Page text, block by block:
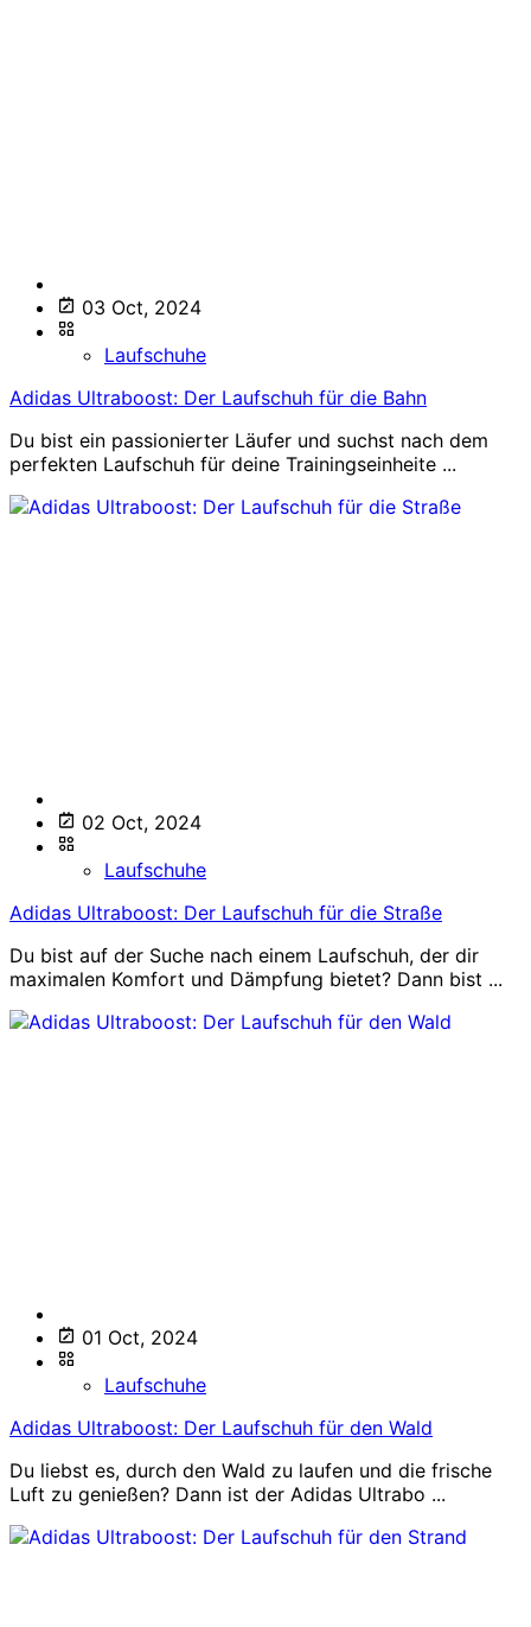
03 Oct, 2024
Laufschuhe
Adidas Ultraboost: Der Laufschuh für die Bahn
Du bist ein passionierter Läufer und suchst nach dem
perfekten Laufschuh für deine Trainingseinheite ...
02 Oct, 2024
Laufschuhe
Adidas Ultraboost: Der Laufschuh für die Straße
Du bist auf der Suche nach einem Laufschuh, der dir
maximalen Komfort und Dämpfung bietet? Dann bist ...
01 Oct, 2024
Laufschuhe
Adidas Ultraboost: Der Laufschuh für den Wald
Du liebst es, durch den Wald zu laufen und die frische
Luft zu genießen? Dann ist der Adidas Ultrabo ...